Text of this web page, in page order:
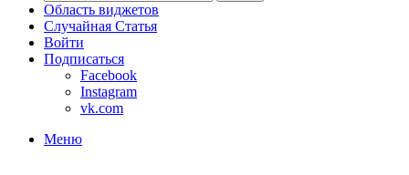
Область виджетов
Случайная Статья
Войти
Подписаться
Facebook
Instagram
vk.com
Меню